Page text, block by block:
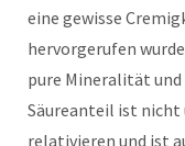
eine gewisse
hervorgerufen
pure Mineralität und
Säureanteil ist nicht
relativieren und ist